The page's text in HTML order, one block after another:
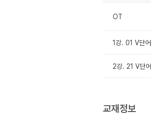
OT
1강. 01 V단
2강. 21 V단
교재정보